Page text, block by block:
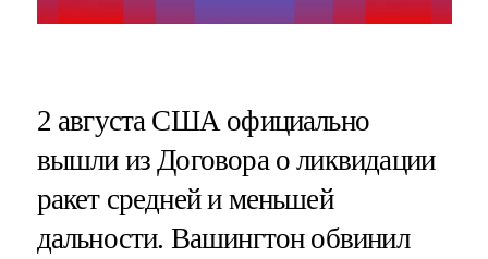
2 августа США официально
вышли из Договора о ликвидации
ракет средней и меньшей
дальности. Вашингтон обвинил